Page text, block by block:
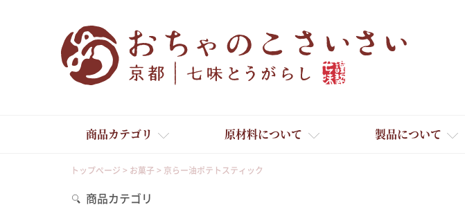
商品カテゴリ 原材料について 製品について
トップページ お菓子 京らー油ポテトスティック
商品カテゴリ